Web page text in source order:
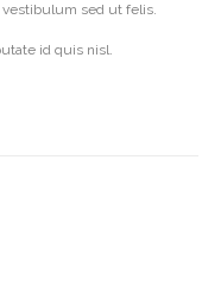
sed ut felis.
id quis nisl.